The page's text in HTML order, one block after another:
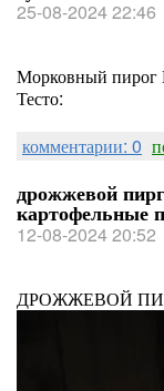
25-08-2024 22:46
Морковный пирог
Тесто:
комментарии: 0
дрожжевой
картофельные
12-08-2024 20:52
ДРОЖЖЕВОЙ